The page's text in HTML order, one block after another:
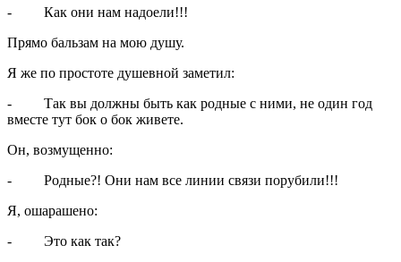
- Как они нам надоели!!!
Прямо бальзам на мою душу.
Я же по простоте душевной заметил:
- Так вы должны быть как родные с ними, не один год
вместе тут бок о бок живете.
Он, возмущенно:
- Родные?! Они нам все линии связи порубили!!!
Я, ошарашено:
- Это как так?